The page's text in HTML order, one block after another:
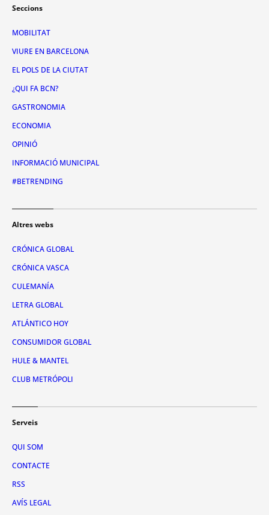
Seccions
MOBILITAT
VIURE EN BARCELONA
EL POLS DE LA CIUTAT
¿QUI FA BCN?
GASTRONOMIA
ECONOMIA
OPINIÓ
INFORMACIÓ MUNICIPAL
#BETRENDING
Altres webs
CRÓNICA GLOBAL
CRÓNICA VASCA
CULEMANÍA
LETRA GLOBAL
ATLÁNTICO HOY
CONSUMIDOR GLOBAL
HULE & MANTEL
CLUB METRÓPOLI
Serveis
QUI SOM
CONTACTE
RSS
AVÍS LEGAL